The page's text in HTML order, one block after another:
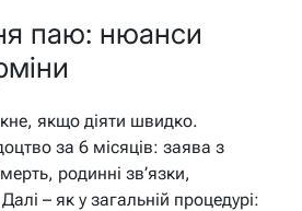
паю: нюанси
якщо діяти швидко.
за 6 місяців: заява з
родинні зв’язки,
– як у загальній процедурі: